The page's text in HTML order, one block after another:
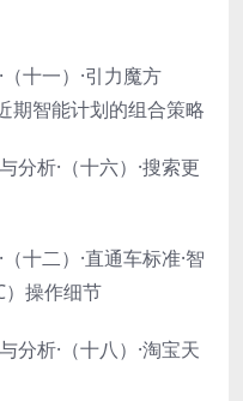
十一）·引力魔方
期智能计划的组合策略
分析·（十六）·搜索更
十二）·直通车标准·智
）操作细节
分析·（十八）·淘宝天